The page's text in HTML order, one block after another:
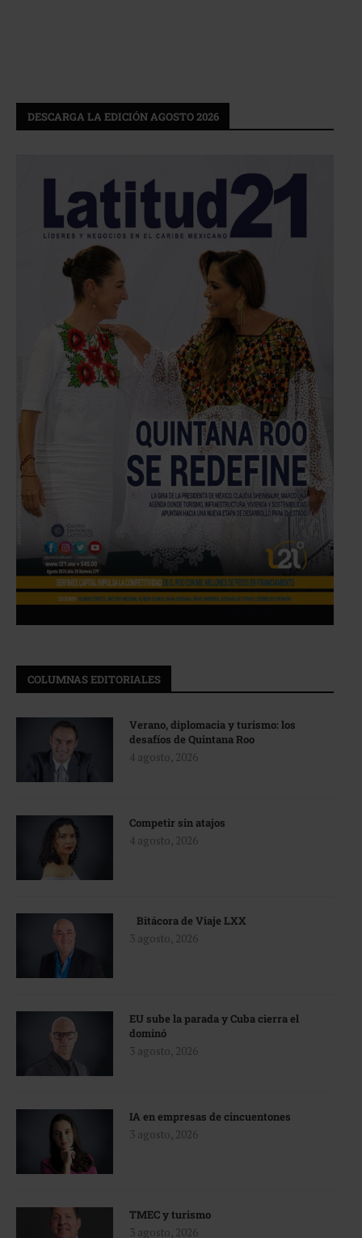
DESCARGA LA EDICIÓN AGOSTO 2026
COLUMNAS EDITORIALES
Verano, diplomacia y turismo: los
desafíos de Quintana Roo
4 agosto, 2026
Competir sin atajos
4 agosto, 2026
Bitácora de Viaje LXX
3 agosto, 2026
EU sube la parada y Cuba cierra el
dominó
3 agosto, 2026
IA en empresas de cincuentones
3 agosto, 2026
TMEC y turismo
3 agosto, 2026